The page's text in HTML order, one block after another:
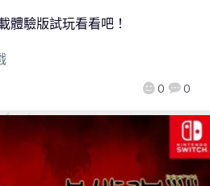
0 0
體驗版試玩看看吧！